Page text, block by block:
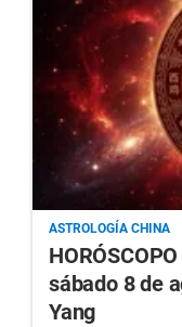
ASTROLOGÍA CHINA
sábado 8 de
Yang